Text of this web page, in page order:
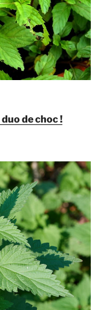
de choc !